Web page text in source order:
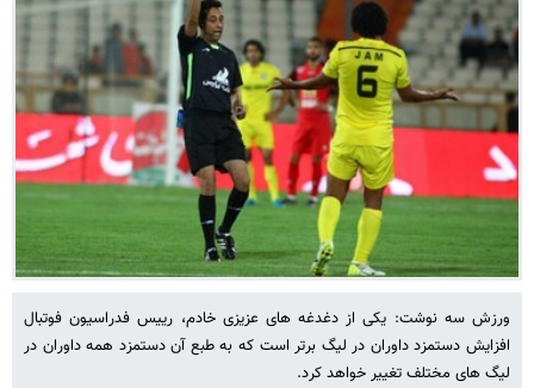
ورزش سه نوشت: یکی از دغدغه های عزیزی خادم، رییس فدراسیون فوتبال
افزایش دستمزد داوران در لیگ برتر است که به طبع آن دستمزد همه داوران در
لیگ های مختلف تغییر خواهد کرد.